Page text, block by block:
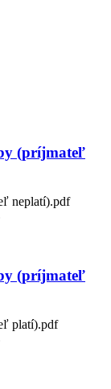
(príjmateľ
neplatí).pdf
(príjmateľ
platí).pdf